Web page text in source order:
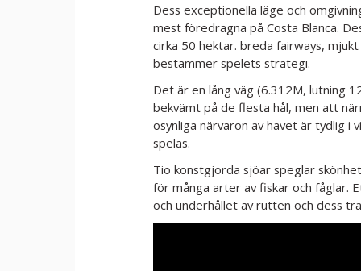
Dess exceptionella läge och
mest föredragna på Costa Blanca.
cirka 50 hektar. breda fairways,
bestämmer spelets strategi.
Det är en lång väg (6.312M, lutning
bekvämt på de flesta hål, men att
osynliga närvaron av havet är tydlig i
spelas.
Tio konstgjorda sjöar speglar
för många arter av fiskar och fåglar.
och underhållet av rutten och dess